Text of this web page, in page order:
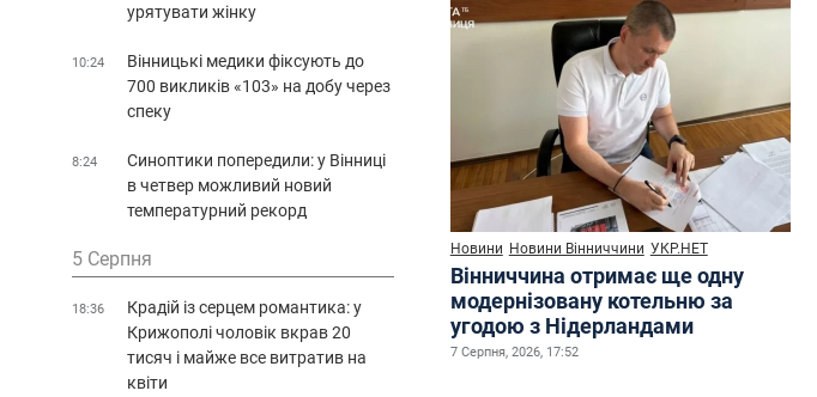
Новини Новини Вінниччини УКР.НЕТ
Вінниччина отримає ще одну
модернізовану котельню за
угодою з Нідерландами
7 Серпня, 2026, 17:52
урятувати жінку
10:24
Вінницькі медики фіксують до
700 викликів «103» на добу через
спеку
8:24
Синоптики попередили: у Вінниці
в четвер можливий новий
температурний рекорд
5 Серпня
18:36
Крадій із серцем романтика: у
Крижополі чоловік вкрав 20
тисяч і майже все витратив на
квіти